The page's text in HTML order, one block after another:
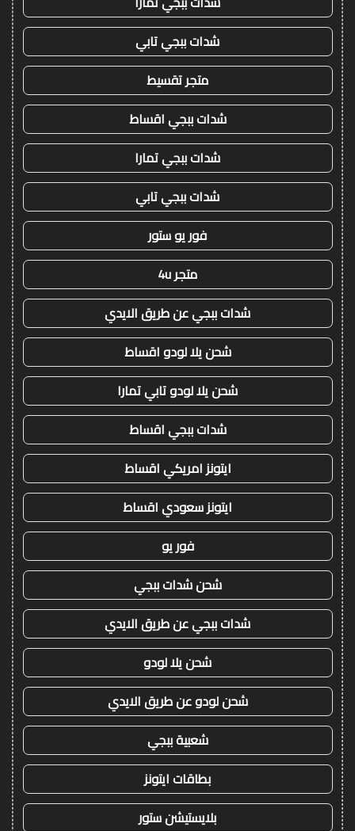
شدات ببجي تابي
متجر تقسيط
شدات ببجي اقساط
شدات ببجي تمارا
شدات ببجي تابي
فور يو ستور
متجر 4u
شدات ببجي عن طريق الايدي
شحن يلا لودو اقساط
شحن يلا لودو تابي تمارا
شدات ببجي اقساط
ايتونز امريكي اقساط
ايتونز سعودي اقساط
فور يو
شحن شدات ببجي
شدات ببجي عن طريق الايدي
شحن يلا لودو
شحن لودو عن طريق الايدي
شعبية ببجي
بطاقات ايتونز
بلايستيشن ستور